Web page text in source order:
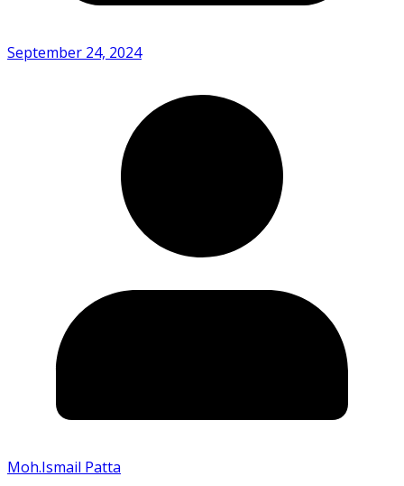
September 24, 2024
Moh.Ismail Patta